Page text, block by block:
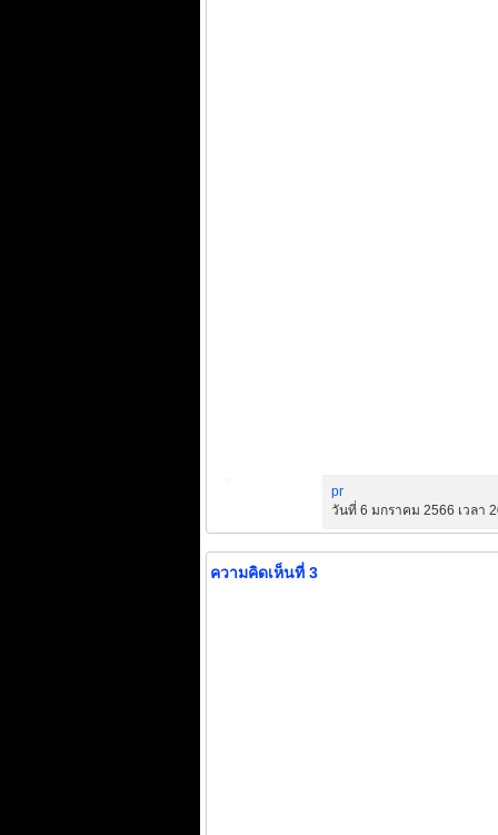
pr
วันที่ 6 มกราคม 2566 เวลา
ความคิดเห็นที่ 3